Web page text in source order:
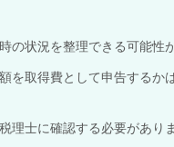
の状況を整理できる可能性
を取得費として申告するか
理士に確認する必要がありま